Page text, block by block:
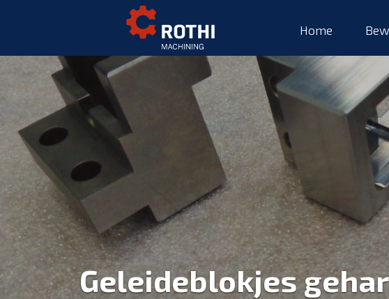
Home
Geleideblokjes